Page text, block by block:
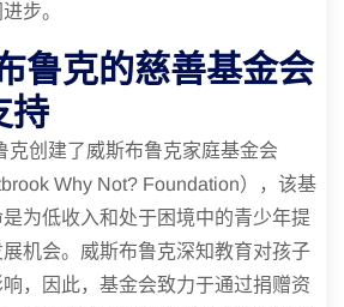
步。
鲁克的慈善基金会
持
克创建了威斯布鲁克家庭基金会
Why Not? Foundation），该基
为低收入和处于困境中的青少年提
机会。威斯布鲁克深知教育对孩子
，因此，基金会致力于通过捐赠资